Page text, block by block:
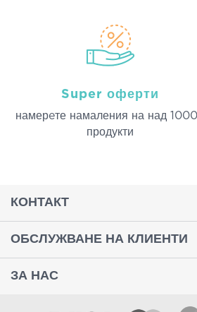
Super оферти
намерeте намаления на над
продукти
КОНТАКТ
ОБСЛУЖВАНЕ НА КЛИЕНТИ
ЗА НАС